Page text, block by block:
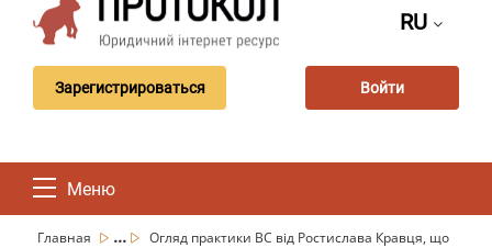
RU
Зарегистрироваться Войти
Меню
Главная ...
Огляд практики ВС від Ростислава Кравця, що